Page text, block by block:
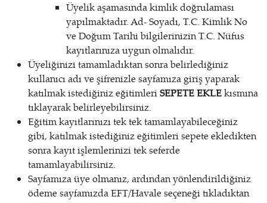
Üyelik aşamasında kimlik doğrulaması
yapılmaktadır. Ad- Soyadı, T.C. Kimlik No
ve Doğum Tarihi bilgilerinizin T.C. Nüfus
kayıtlarınıza uygun olmalıdır.
Üyeliğinizi tamamladıktan sonra belirlediğiniz
kullanıcı adı ve şifrenizle sayfamıza giriş yaparak
katılmak istediğiniz eğitimleriSEPETE EKLEkısmına
tıklayarak belirleyebilirsiniz.
Eğitim kayıtlarınızı tek tek tamamlayabileceğiniz
gibi, katılmak istediğiniz eğitimleri sepete ekledikten
sonra kayıt işlemlerinizi tek seferde
tamamlayabilirsiniz.
Sayfamıza üye olmanız, ardından yönlendirildiğiniz
ödeme sayfamızda EFT/Havale seçeneği tıkladıktan